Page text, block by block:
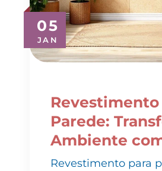
05
JAN
Parede:
Ambiente
Revestimento para
material aplicado